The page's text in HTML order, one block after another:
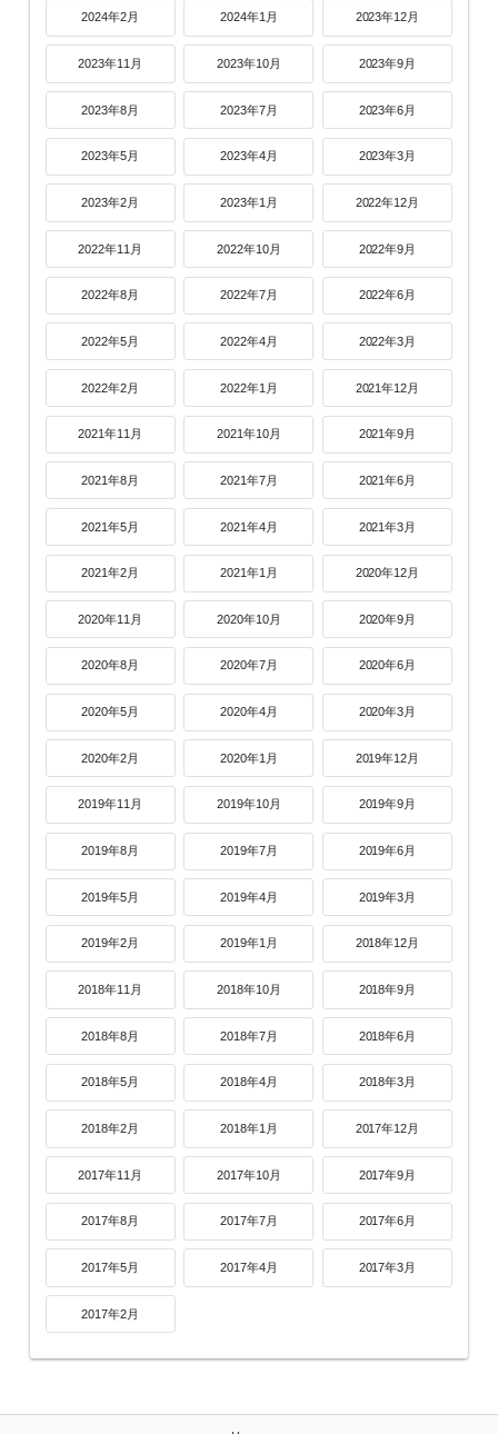
2024年2月 2024年1月 2023年12月
2023年11月 2023年10月 2023年9月
2023年8月 2023年7月 2023年6月
2023年5月 2023年4月 2023年3月
2023年2月 2023年1月 2022年12月
2022年11月 2022年10月 2022年9月
2022年8月 2022年7月 2022年6月
2022年5月 2022年4月 2022年3月
2022年2月 2022年1月 2021年12月
2021年11月 2021年10月 2021年9月
2021年8月 2021年7月 2021年6月
2021年5月 2021年4月 2021年3月
2021年2月 2021年1月 2020年12月
2020年11月 2020年10月 2020年9月
2020年8月 2020年7月 2020年6月
2020年5月 2020年4月 2020年3月
2020年2月 2020年1月 2019年12月
2019年11月 2019年10月 2019年9月
2019年8月 2019年7月 2019年6月
2019年5月 2019年4月 2019年3月
2019年2月 2019年1月 2018年12月
2018年11月 2018年10月 2018年9月
2018年8月 2018年7月 2018年6月
2018年5月 2018年4月 2018年3月
2018年2月 2018年1月 2017年12月
2017年11月 2017年10月 2017年9月
2017年8月 2017年7月 2017年6月
2017年5月 2017年4月 2017年3月
2017年2月